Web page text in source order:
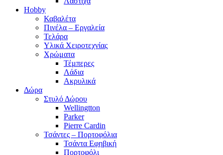
Hobby
Καβαλέτα
Πινέλα – Εργαλεία
Τελάρα
Υλικά Χειροτεχνίας
Χρώματα
Τέμπερες
Λάδια
Ακρυλικά
Δώρα
Στυλό Δώρου
Wellingtton
Parker
Pierre Cardin
Τσάντες – Πορτοφόλια
Τσάντα Εφηβική
Πορτοφόλι